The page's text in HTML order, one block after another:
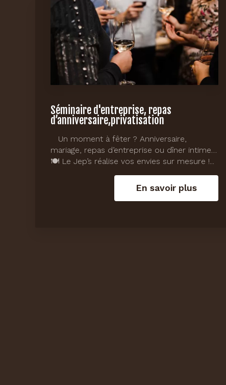
Séminaire d'entreprise, repas
d’anniversaire,privatisation
Un moment à fêter ? Anniversaire,
mariage, repas d’entreprise ou dîner intime…
🍽️ Le Jep’s réalise vos envies sur mesure !...
En savoir plus